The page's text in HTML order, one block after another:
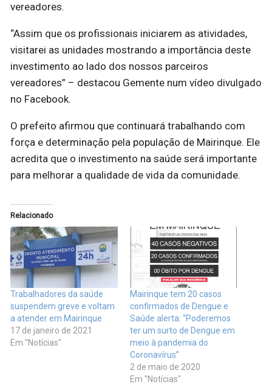
vereadores.
“Assim que os profissionais iniciarem as atividades,
visitarei as unidades mostrando a importância deste
investimento ao lado dos nossos parceiros
vereadores” – destacou Gemente num vídeo divulgado
no Facebook.
O prefeito afirmou que continuará trabalhando com
força e determinação pela população de Mairinque. Ele
acredita que o investimento na saúde será importante
para melhorar a qualidade de vida da comunidade.
Relacionado
Trabalhadores da saúde
suspendem greve e voltam
a atender em Mairinque
17 de janeiro de 2021
Em "Notícias"
Mairinque tem 20 casos
confirmados de Dengue e
Saúde alerta: “Poderemos
ter um surto de Dengue em
meio à pandemia do
Coronavírus”
2 de maio de 2020
Em "Notícias"